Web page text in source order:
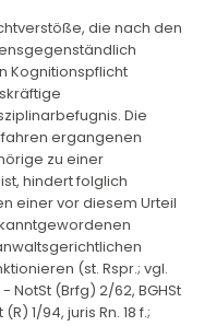
die nach den
Kognitionspflicht
Die
ergangenen
zu einer
hindert folglich
einer vor diesem Urteil
(st. Rspr.; vgl.
NotSt (Brfg) 2/62, BGHSt
1/94, juris Rn. 18 f.;